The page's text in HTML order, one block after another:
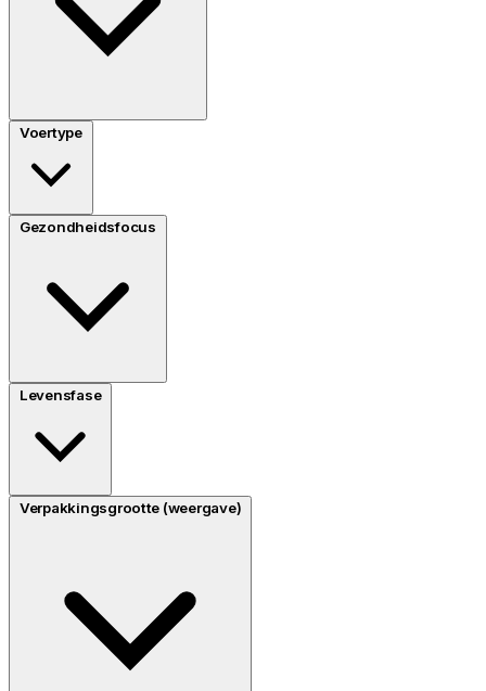
Voertype
Gezondheidsfocus
Levensfase
Verpakkingsgrootte (weergave)